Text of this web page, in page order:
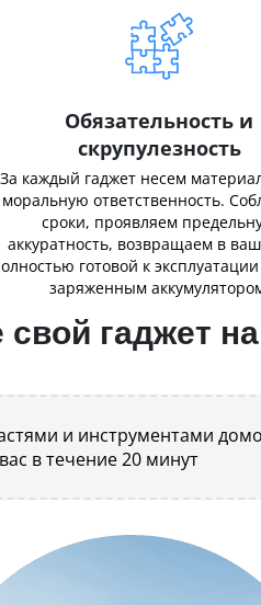
Обязательность и
скрупулезность
За каждый гаджет несем
моральную ответственность.
сроки, проявляем
аккуратность, возвращаем в
готовой к
заряженным
гаджет
и инструментами
в течение 20 минут